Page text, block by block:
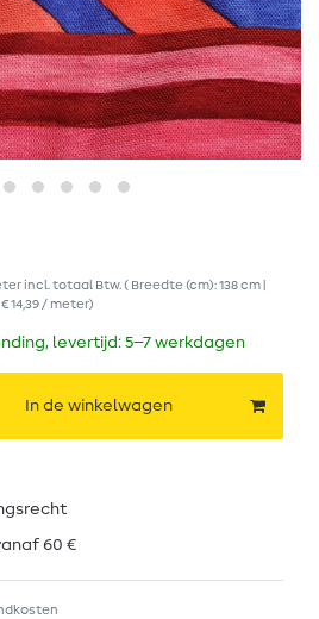
incl. totaal Btw. ( Breedte (cm): 138 cm |
€ 14,39 / meter)
levertijd: 5–7 werkdagen
In de winkelwagen
60 €